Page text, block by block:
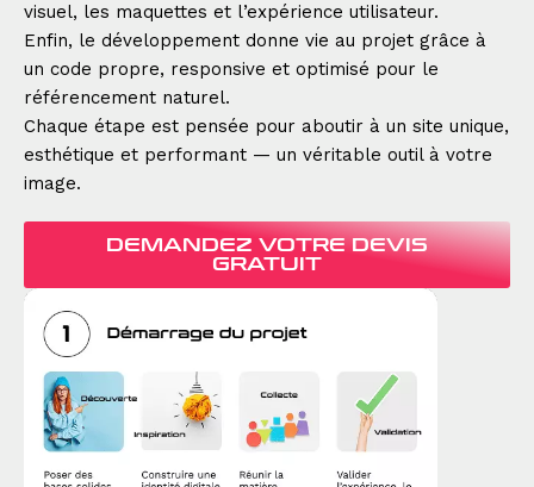
visuel, les maquettes et l’expérience utilisateur.
Enfin, le développement donne vie au projet grâce à
un code propre, responsive et optimisé pour le
référencement naturel.
Chaque étape est pensée pour aboutir à un site unique,
esthétique et performant — un véritable outil à votre
image.
DEMANDEZ VOTRE DEVIS
GRATUIT